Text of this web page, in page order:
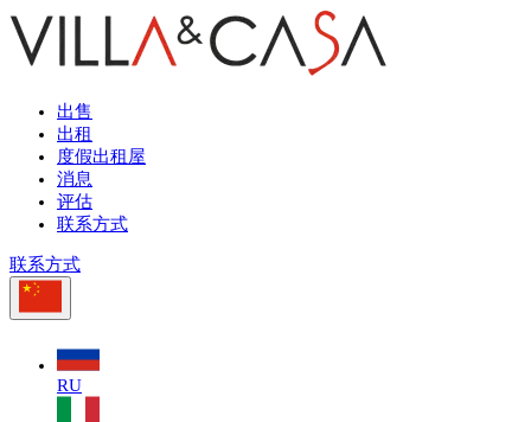
出售
出租
度假出租屋
消息
评估
联系方式
联系方式
RU